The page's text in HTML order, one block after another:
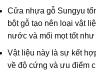
Cửa nhựa gỗ Sungyu
bột gỗ tạo nên loại vật
nước và mối mọt tốt
Vật liệu này là sự kết
về độ cứng và ưu điểm